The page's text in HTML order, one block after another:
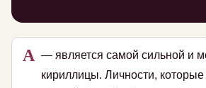
А — является самой сильной и
кириллицы. Личности,